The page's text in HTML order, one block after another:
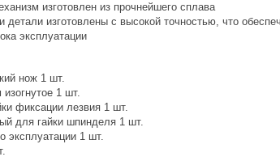
изготовлен из прочнейшего сплава
детали изготовлены с высокой точностью, что
эксплуатации
нож 1 шт.
1 шт.
фиксации лезвия 1 шт.
для гайки шпинделя 1 шт.
эксплуатации 1 шт.